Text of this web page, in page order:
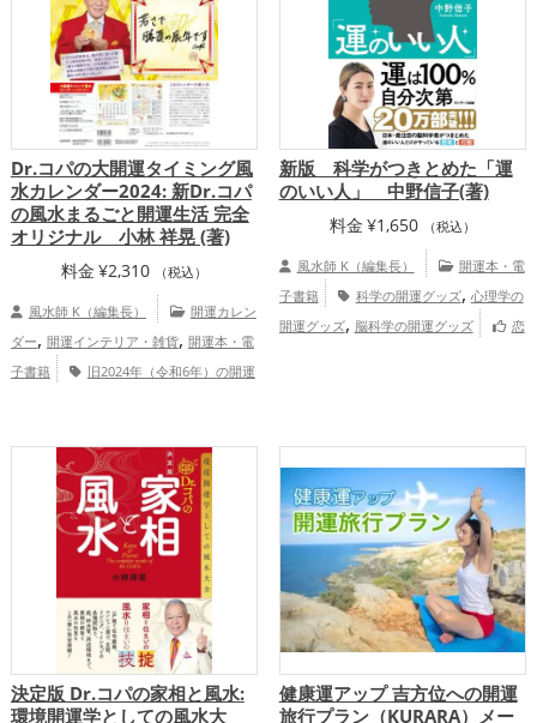
Dr.コパの大開運タイミング風
水カレンダー2024: 新Dr.コパ
の風水まるごと開運生活 完全
オリジナル 小林 祥晃 (著)
料金 ¥2,310 （税込）
風水師 K（編集長）
開運カレン
ダー, 開運インテリア・雑貨, 開運本・電
子書籍
旧2024年（令和6年）の開運
総合運・全体運アップ
新版 科学がつきとめた「運
のいい人」 中野信子(著)
料金 ¥1,650 （税込）
風水師 K（編集長）
開運本・電
子書籍
科学の開運グッズ, 心理学の
開運グッズ, 脳科学の開運グッズ
恋
決定版 Dr.コパの家相と風水:
環境開運学としての風水大
健康運アップ 吉方位への開運
旅行プラン（KURARA）メー